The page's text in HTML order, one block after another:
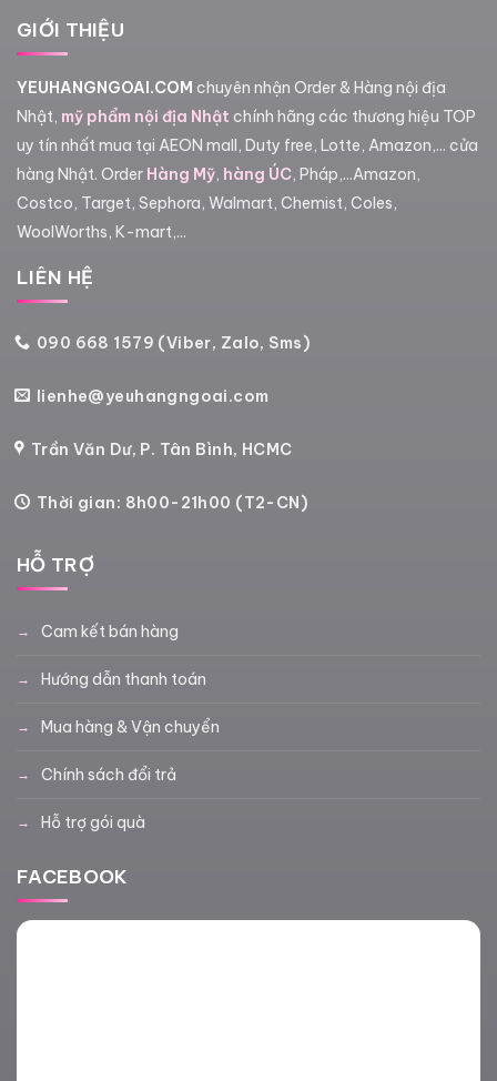
GIỚI THIỆU
YEUHANGNGOAI.COM chuyên nhận Order & Hàng nội địa
Nhật, mỹ phẩm nội địa Nhật chính hãng các thương hiệu TOP
uy tín nhất mua tại AEON mall, Duty free, Lotte, Amazon,... cửa
hàng Nhật. Order Hàng Mỹ, hàng ÚC, Pháp,...Amazon,
Costco, Target, Sephora, Walmart, Chemist, Coles,
WoolWorths, K-mart,...
LIÊN HỆ
090 668 1579 (Viber, Zalo, Sms)
lienhe@yeuhangngoai.com
Trần Văn Dư, P. Tân Bình, HCMC
Thời gian: 8h00-21h00 (T2-CN)
HỖ TRỢ
Cam kết bán hàng
Hướng dẫn thanh toán
Mua hàng & Vận chuyển
Chính sách đổi trả
Hỗ trợ gói quà
FACEBOOK